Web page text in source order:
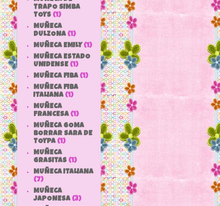
TRAPO SIMBA
TOYS (1)
MUÑECA
DULZONA (1)
MUÑECA EMILY (1)
MUÑECA ESTADO
UNIDENSE (1)
MUÑECA FIBA (1)
MUÑECA FIBA
ITALIANA (1)
MUÑECA
FRANCESA (1)
MUÑECA GOMA
BORRAR SARA DE
TOYPA (1)
MUÑECA
GRASITAS (1)
MUÑECA ITALIANA
(7)
MUÑECA
JAPONESA (3)